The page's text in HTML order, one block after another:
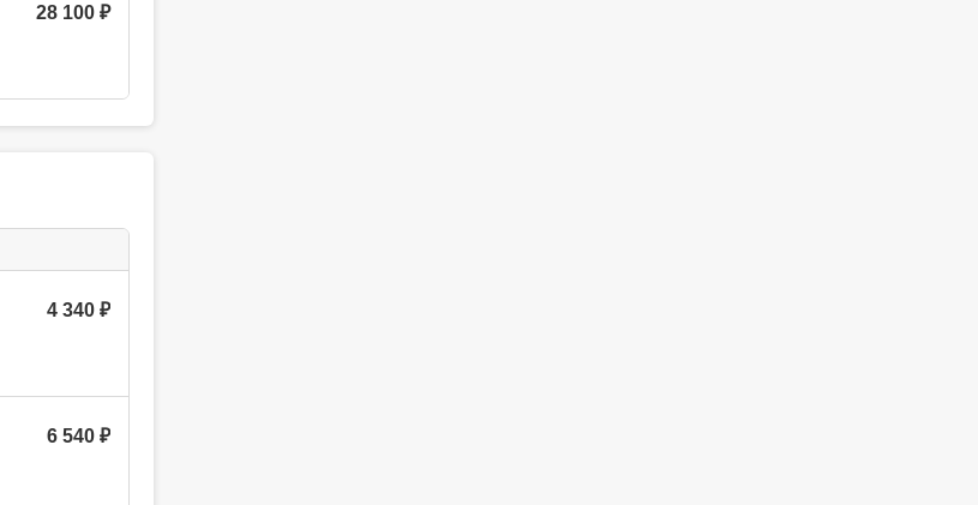
28 100 ₽
4 340
6 540